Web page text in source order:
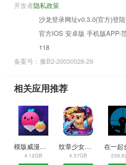
隐私政策
开发者
沙龙登录网址v0.3.0(官方)登
官方IOS 安卓版 手机版APP-
118
备案号：豫B2-20030028-29
相关应用推荐
模版威漫英雄自行车
4.12GB
纹章少女公主的贴身护卫
4.57GB